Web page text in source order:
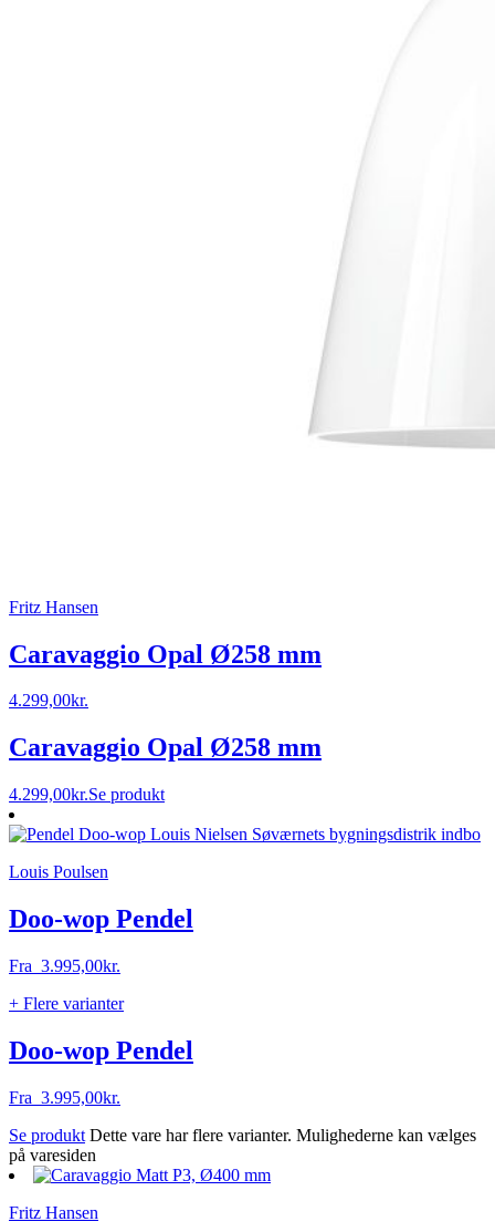
Fritz Hansen
Caravaggio Opal Ø258 mm
4.299,00kr.
Caravaggio Opal Ø258 mm
4.299,00kr.Se produkt
Louis Poulsen
Doo-wop Pendel
Fra 3.995,00kr.
+ Flere varianter
Doo-wop Pendel
Fra 3.995,00kr.
Se produkt Dette vare har flere varianter. Mulighederne kan vælges
på varesiden
Fritz Hansen